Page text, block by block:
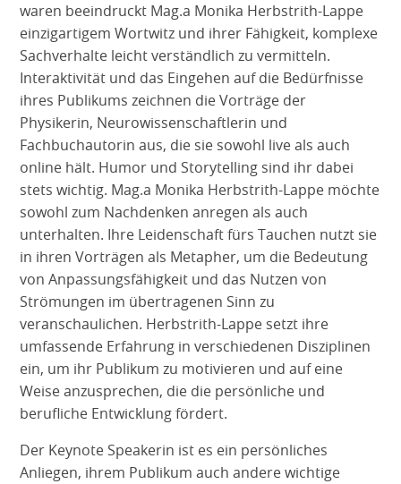
waren beeindruckt Mag.a Monika Herbstrith-Lappe
einzigartigem Wortwitz und ihrer Fähigkeit, komplexe
Sachverhalte leicht verständlich zu vermitteln.
Interaktivität und das Eingehen auf die Bedürfnisse
ihres Publikums zeichnen die Vorträge der
Physikerin, Neurowissenschaftlerin und
Fachbuchautorin aus, die sie sowohl live als auch
online hält. Humor und Storytelling sind ihr dabei
stets wichtig. Mag.a Monika Herbstrith-Lappe möchte
sowohl zum Nachdenken anregen als auch
unterhalten. Ihre Leidenschaft fürs Tauchen nutzt sie
in ihren Vorträgen als Metapher, um die Bedeutung
von Anpassungsfähigkeit und das Nutzen von
Strömungen im übertragenen Sinn zu
veranschaulichen. Herbstrith-Lappe setzt ihre
umfassende Erfahrung in verschiedenen Disziplinen
ein, um ihr Publikum zu motivieren und auf eine
Weise anzusprechen, die die persönliche und
berufliche Entwicklung fördert.
Der Keynote Speakerin ist es ein persönliches
Anliegen, ihrem Publikum auch andere wichtige